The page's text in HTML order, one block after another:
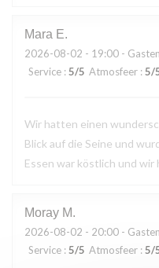
Mara E
2026-08-02 - 19:00 -
Service : 5/5 Atmosfeer : 5/
Wir hatten einen
Blick auf die Seine und
Essen war köstlich und
Moray M
2026-08-02 - 20:00 -
Service : 5/5 Atmosfeer : 5/